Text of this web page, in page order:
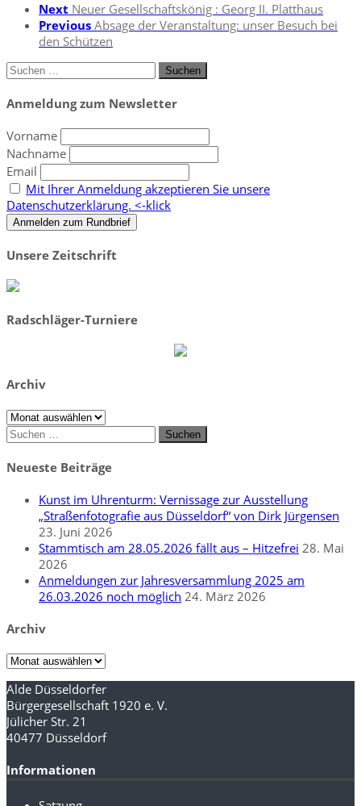
Next Neuer Gesellschaftskönig : Georg II. Platthaus
Previous Absage der Veranstaltung: unser Besuch bei
den Schützen
Suchen
Anmeldung zum Newsletter
Vorname
Nachname
Email
Mit Ihrer Anmeldung akzeptieren Sie unsere
Datenschutzerklärung. <-klick
Unsere Zeitschrift
Radschläger-Turniere
Archiv
Archiv
Suchen
nach:
Neueste Beiträge
Kunst im Uhrenturm: Vernissage zur Ausstellung
„Straßenfotografie aus Düsseldorf“ von Dirk Jürgensen
23. Juni 2026
Stammtisch am 28.05.2026 fällt aus – Hitzefrei 28. Mai
2026
Anmeldungen zur Jahresversammlung 2025 am
26.03.2026 noch möglich 24. März 2026
Archiv
Archiv
Alde Düsseldorfer
Bürgergesellschaft 1920 e. V.
Jülicher Str. 21
40477 Düsseldorf
Informationen